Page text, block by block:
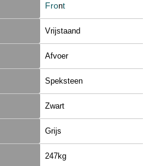
Front
Vrijstaand
Afvoer
Speksteen
Zwart
Grijs
247kg